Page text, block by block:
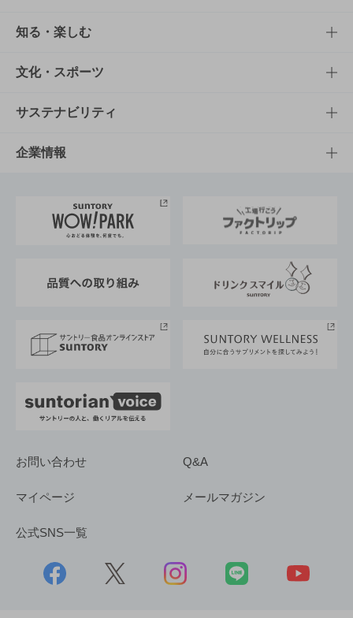
商品TOP
商品一覧
商品発売情報
栄養成分一覧
知る・楽しむ
知る・楽しむTOP
キャンペーン
工場見学
地域情報
文化・スポーツ
文化・スポーツTOP
サントリーホール
サントリーサンバーズ大阪
サステナビリティ
サステナビリティTOP
サントリーが考えるサステナビリティ経営
企業情報
企業概要
採用情報
お問い合わせ Q&A
マイページ メールマガジン
公式SNS一覧